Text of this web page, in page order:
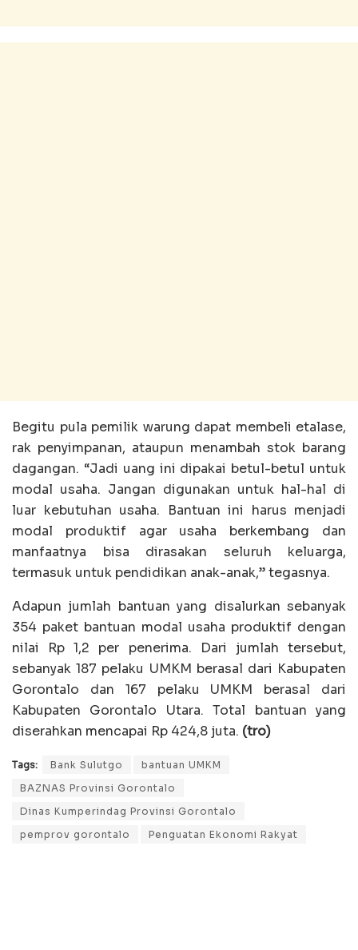
Begitu pula pemilik warung dapat membeli etalase,
rak penyimpanan, ataupun menambah stok barang
dagangan. “Jadi uang ini dipakai betul-betul untuk
modal usaha. Jangan digunakan untuk hal-hal di
luar kebutuhan usaha. Bantuan ini harus menjadi
modal produktif agar usaha berkembang dan
manfaatnya bisa dirasakan seluruh keluarga,
termasuk untuk pendidikan anak-anak,” tegasnya.
Adapun jumlah bantuan yang disalurkan sebanyak
354 paket bantuan modal usaha produktif dengan
nilai Rp 1,2 per penerima. Dari jumlah tersebut,
sebanyak 187 pelaku UMKM berasal dari Kabupaten
Gorontalo dan 167 pelaku UMKM berasal dari
Kabupaten Gorontalo Utara. Total bantuan yang
diserahkan mencapai Rp 424,8 juta. (tro)
Tags: Bank Sulutgo
bantuan UMKM
BAZNAS Provinsi Gorontalo
Dinas Kumperindag Provinsi Gorontalo
pemprov gorontalo
Penguatan Ekonomi Rakyat